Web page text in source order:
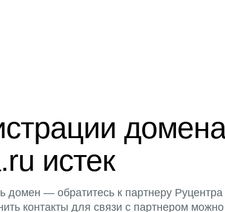
истек
домен — обратитесь к партнеру
контакты для связи с партнером